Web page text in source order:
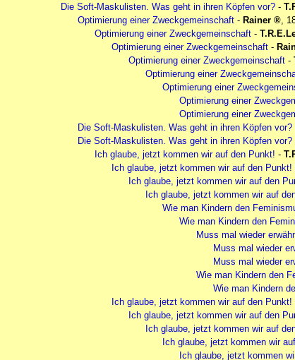
Die Soft-Maskulisten. Was geht in ihren Köpfen vor? -
Optimierung einer Zweckgemeinschaft - Rainer ,
Optimierung einer Zweckgemeinschaft -
Optimierung einer Zweckgemeinschaft -
Optimierung einer Zweckgemeinschaft -
Optimierung einer
Optimierung einer
Optimierung einer
Optimierung einer
Die Soft-Maskulisten. Was geht in ihren Köpfen vor?
Die Soft-Maskulisten. Was geht in ihren Köpfen vor?
Ich glaube, jetzt kommen wir auf den Punkt! -
Ich glaube, jetzt kommen wir auf den
Ich glaube, jetzt kommen wir auf den
Ich glaube, jetzt kommen wir auf
Wie man Kindern den
Wie man Kindern den
Muss mal wieder
Muss mal wieder
Muss mal wieder
Wie man Kindern den
Wie man Kindern
Ich glaube, jetzt kommen wir auf den Punkt!
Ich glaube, jetzt kommen wir auf den
Ich glaube, jetzt kommen wir auf
Ich glaube, jetzt kommen wir
Ich glaube, jetzt kommen